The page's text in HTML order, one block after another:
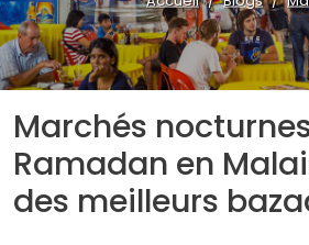
Marchés
Ramadan en
des meilleurs